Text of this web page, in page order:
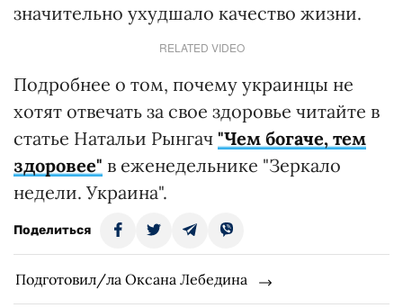
значительно ухудшало качество жизни.
RELATED VIDEO
Подробнее о том, почему украинцы не
хотят отвечать за свое здоровье читайте в
статье Натальи Рынгач "Чем богаче, тем
здоровее" в еженедельнике "Зеркало
недели. Украина".
Поделиться
Подготовил/ла Оксана Лебедина